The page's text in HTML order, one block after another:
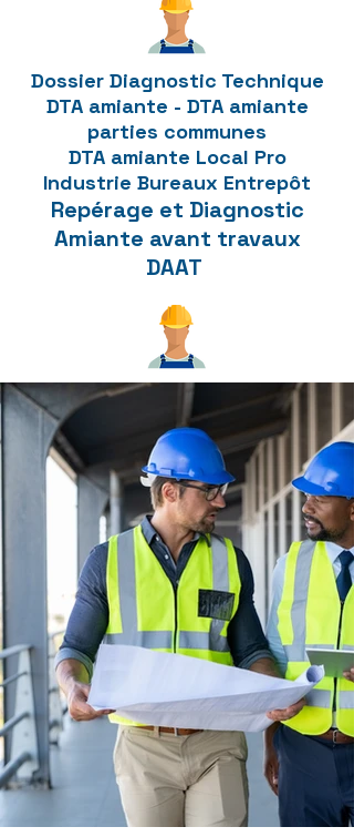
Dossier Diagnostic Technique
DTA amiante - DTA amiante
parties communes
DTA amiante Local Pro
Industrie Bureaux Entrepôt
Repérage et Diagnostic
Amiante avant travaux
DAAT